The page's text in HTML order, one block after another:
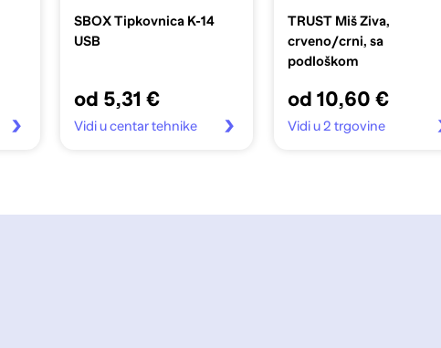
SBOX Tipkovnica K-14
USB
od 5,31 €
Vidi u centar tehnike
TRUST Miš Ziva,
crveno/crni, sa
podloškom
od 10,60 €
Vidi u 2 trgovine